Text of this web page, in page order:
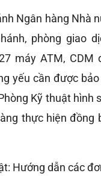
Ngân hàng Nhà
phòng giao
máy ATM, CDM
yếu cần được
Kỹ thuật hình
thực hiện đồng
Hướng dẫn các